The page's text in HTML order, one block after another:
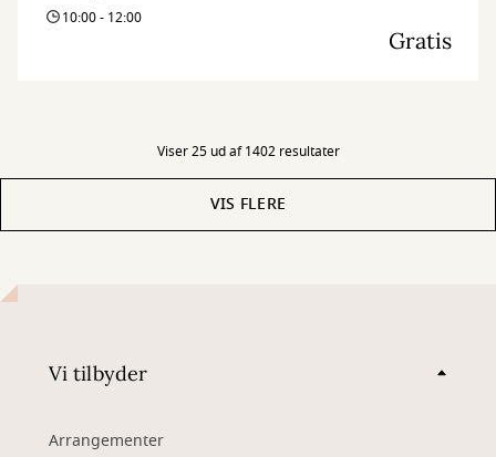
10:00 - 12:00
Gratis
Viser 25 ud af 1402 resultater
VIS FLERE
Vi tilbyder
Arrangementer